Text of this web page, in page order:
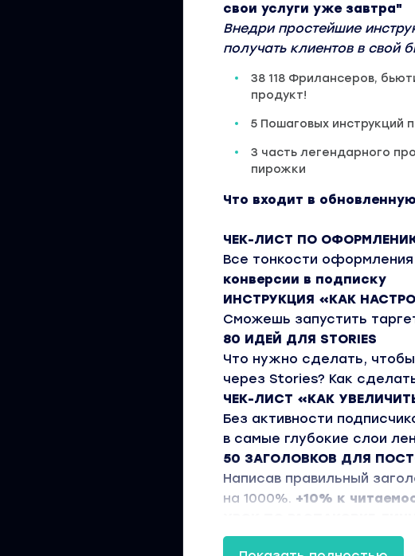
свои услуги уже завтра"
Внедри простейшие
получать клиентов в свой
38 118 Фрилансеров,
продукт!
5 Пошаговых инструкций
3 часть легендарного
пирожки
Что входит в
ЧЕК-ЛИСТ ПО
Все тонкости
конверсии в подписку
ИНСТРУКЦИЯ «КАК
Сможешь запустить
80 ИДЕЙ ДЛЯ STORIES
Что нужно сделать,
через Stories? Как
ЧЕК-ЛИСТ «КАК
Без активности
в самые глубокие слои
50 ЗАГОЛОВКОВ ДЛЯ
Написав правильный
на 1000%. +10% к
Станет легче говорить о